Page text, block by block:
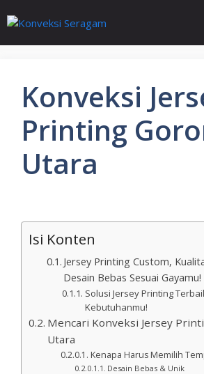
Konveksi
Printing
Utara
Isi Konten
Jersey Printing Custom,
Desain Bebas Sesuai Gayamu!
Solusi Jersey Printing
Kebutuhanmu!
Mencari Konveksi Jersey
Utara
Kenapa Harus Memilih
Desain Bebas & Unik